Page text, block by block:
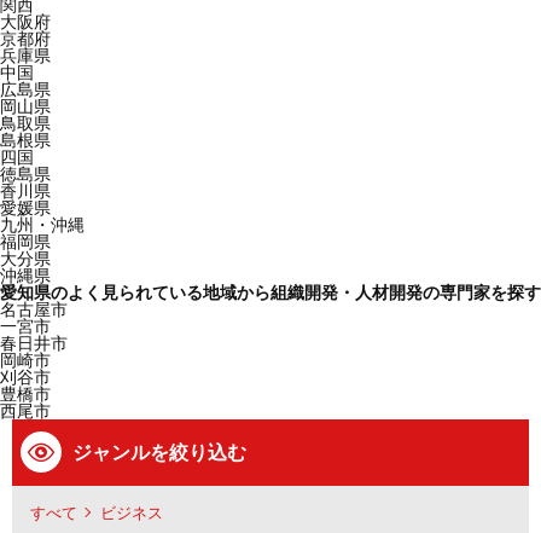
関西
大阪府
京都府
兵庫県
中国
広島県
岡山県
鳥取県
島根県
四国
徳島県
香川県
愛媛県
九州・沖縄
福岡県
大分県
沖縄県
愛知県のよく見られている地域から組織開発・人材開発の専門家を探す
名古屋市
一宮市
春日井市
岡崎市
刈谷市
豊橋市
西尾市
ジャンルを絞り込む
すべて ビジネス